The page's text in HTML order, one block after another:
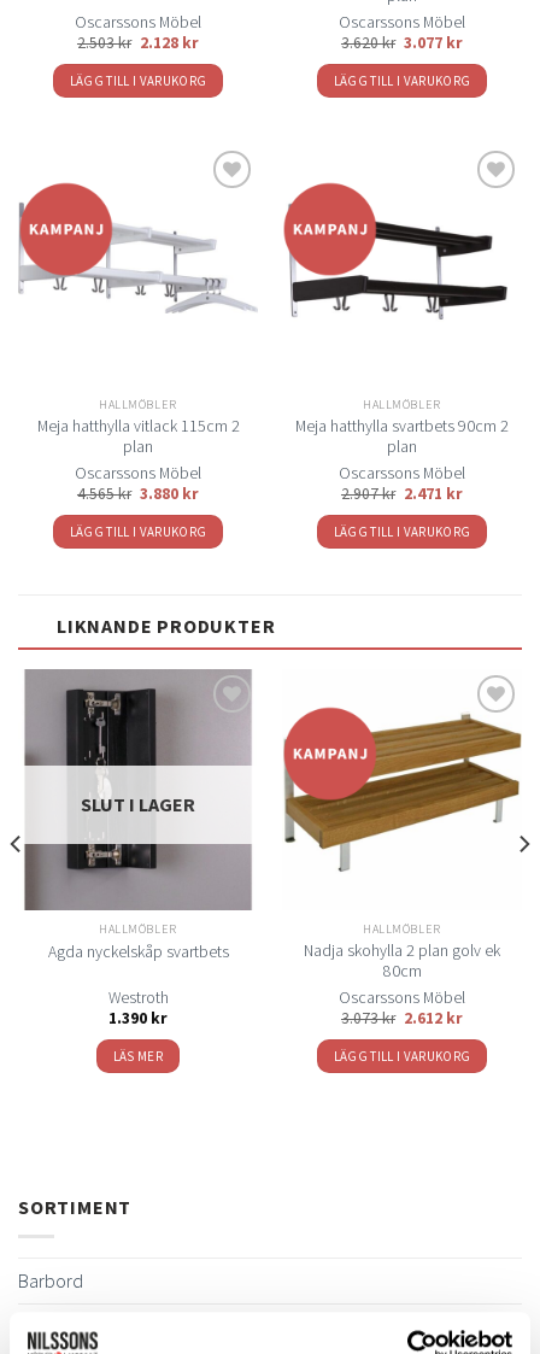
Oscarssons Möbel
2.503kr 2.128 kr
LÄGG TILL I VARUKORG
Oscarssons Möbel
3.620kr 3.077 kr
LÄGG TILL I VARUKORG
till i
HALLMÖBLER
Meja hatthylla vitlack 115cm 2
plan
Oscarssons Möbel
4.565kr 3.880 kr
LÄGG TILL I VARUKORG
till i
HALLMÖBLER
Meja hatthylla svartbets 90cm 2
plan
Oscarssons Möbel
2.907kr 2.471 kr
LÄGG TILL I VARUKORG
LIKNANDE PRODUKTER
SLUT I LAGER
HALLMÖBLER
Agda nyckelskåp svartbets
Westroth
1.390 kr
LÄS MER
Lägg
till i
önskelistan
HALLMÖBLER
Nadja skohylla 2 plan golv ek
80cm
Oscarssons Möbel
3.073kr 2.612 kr
LÄGG TILL I VARUKORG
SORTIMENT
Barbord
Barstolar & Barpallar